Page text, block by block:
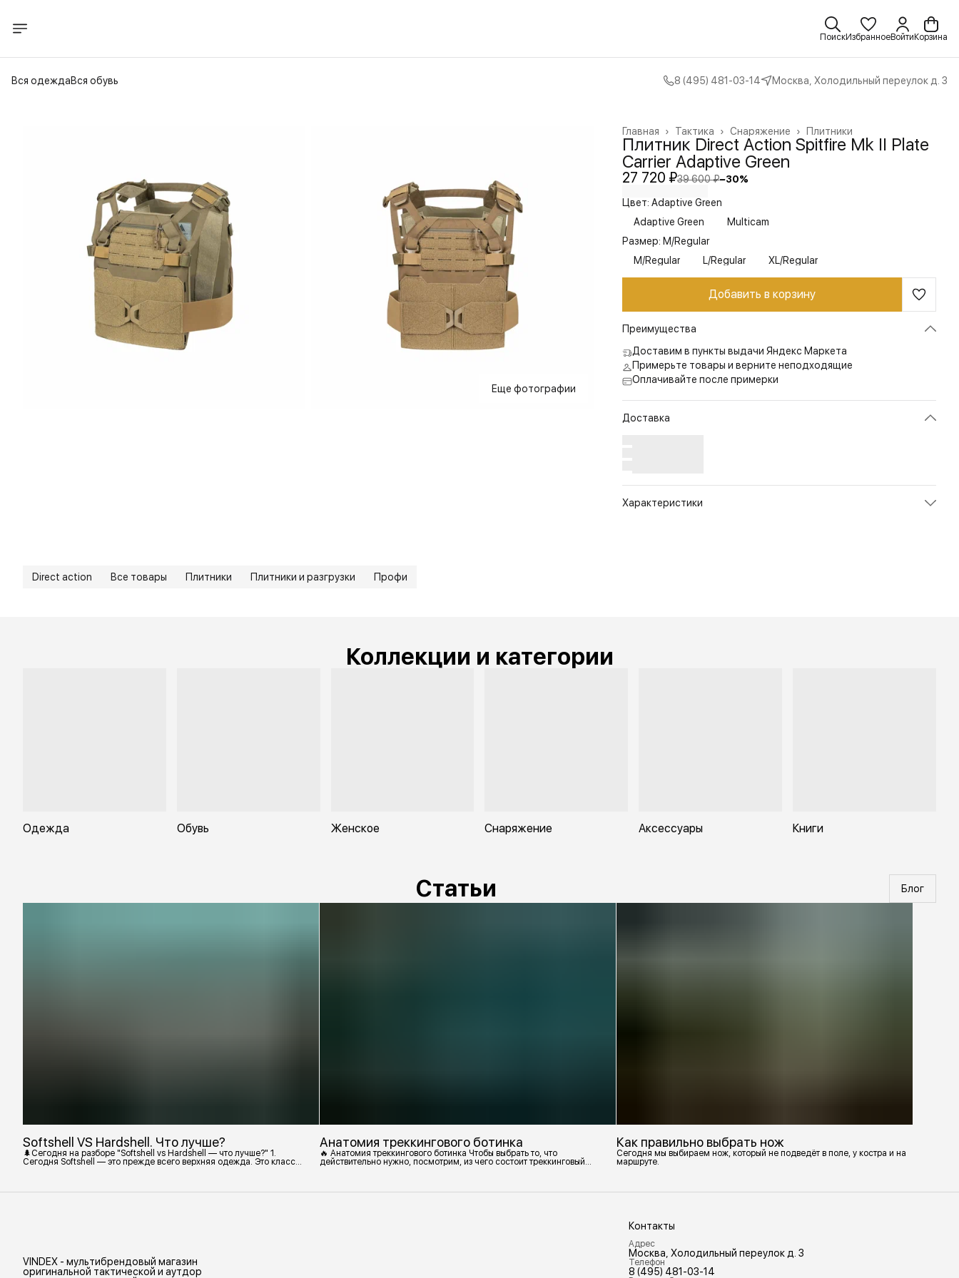
ПоискИзбранноеВойти Корзина
Вся одеждаВся обувь 8 (495) 481-03-14 Москва, Холодильный переулок д. 3
Еще фотографии
Плитники
Снаряжение ›
Тактика ›
Главная ›
Плитник Direct Action Spitfire Mk II Plate
Carrier Adaptive Green
27 720 ₽39 600 ₽−30%
Цвет: Adaptive Green
Adaptive Green
Multicam
Размер: M/Regular
M/Regular
L/Regular XL/Regular
Добавить в корзину
Преимущества
Доставим в пункты выдачи Яндекс Маркета
Примерьте товары и верните неподходящие
Оплачивайте после примерки
Доставка
Характеристики
Direct action Все товары Плитники Плитники и разгрузки Профи
Коллекции и категории
Одежда Обувь Женское Снаряжение Аксессуары Книги
Статьи Блог
Softshell VS Hardshell. Что лучше?
🌲Сегодня на разборе "Softshell vs Hardshell — что лучше?" 1.
Сегодня Softshell — это прежде всего верхняя одежда. Это класс
Анатомия треккингового ботинка
🔥 Анатомия треккингового ботинка Чтобы выбрать то, что
действительно нужно, посмотрим, из чего состоит треккинговый
Как правильно выбрать нож
Сегодня мы выбираем нож, который не подведёт в поле, у костра и на
маршруте.
VINDEX - мультибрендовый магазин
оригинальной тактической и аутдор
Контакты
Адрес
Москва, Холодильный переулок д. 3
Телефон
8 (495) 481-03-14